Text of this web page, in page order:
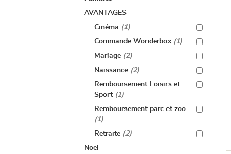
AVANTAGES
Cinéma (1)
Commande Wonderbox (1)
Mariage (2)
Naissance (2)
Remboursement Loisirs et
Sport (1)
Remboursement parc et zoo
(1)
Retraite (2)
Noel